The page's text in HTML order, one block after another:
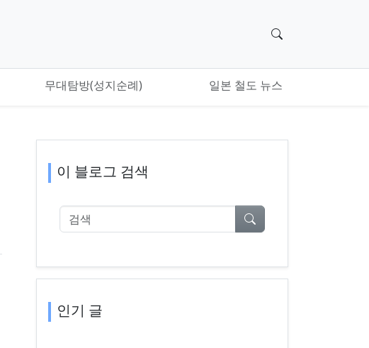
무대탐방(성지순례) 일본 철도 뉴스
이 블로그 검색
검색
인기 글